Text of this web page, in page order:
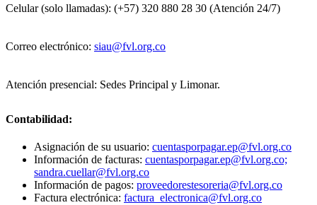
Celular (solo llamadas): (+57) 320 880 28 30 (Atención 24/7)
Correo electrónico: siau@fvl.org.co
Atención presencial: Sedes Principal y Limonar.
Contabilidad:
Asignación de su usuario: cuentasporpagar.ep@fvl.org.co
Información de facturas: cuentasporpagar.ep@fvl.org.co;
sandra.cuellar@fvl.org.co
Información de pagos: proveedorestesoreria@fvl.org.co
Factura electrónica: factura_electronica@fvl.org.co